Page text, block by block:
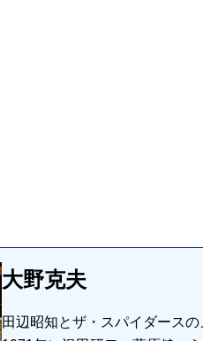
大野克夫
田辺昭知とザ・スパイダースの